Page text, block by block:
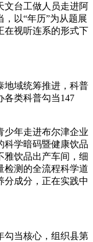
文台工做人员走进阿
以“年历”为从题展
在视听连系的形式下
域统筹推进，科普
各类科普勾当147
年走进布尔津企业
科学暗码暨健康饮品
雅饮品出产车间，细
检测的全流程科学道
分成分，正在实践中
当核心，组织县第